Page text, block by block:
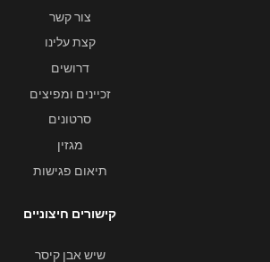
צור קשר
קצת עלינו
דרושים
זכיינים ומפיצים
סרטונים
מגזין
תיאום פגישות
קישורים חיצוניים
שיש אבן קיסר